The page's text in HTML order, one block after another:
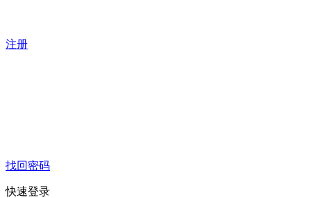
注册
找回密码
快速登录